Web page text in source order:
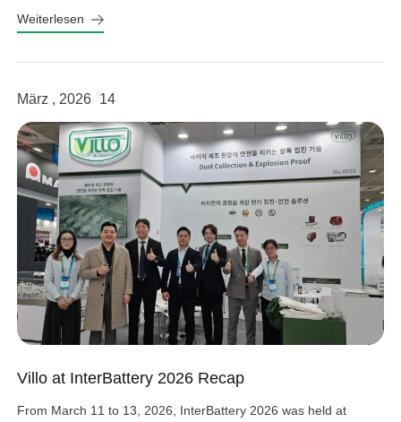
Weiterlesen
März , 2026 14
Villo at InterBattery 2026 Recap
From March 11 to 13, 2026, InterBattery 2026 was held at